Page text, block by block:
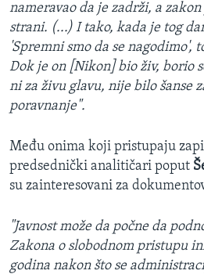
nameravao da je zadrži, a
strani. (...) I tako, kada je tog
'Spremni smo da se nagodimo',
Dok je on [Nikon] bio živ, borio
ni za živu glavu, nije bilo šanse
poravnanje".
Među onima koji pristupaju
predsednički analitičari poput
su zainteresovani za
"Javnost može da počne da
Zakona o slobodnom pristupu
godina nakon što se